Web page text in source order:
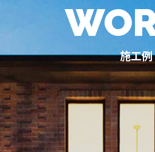
施工例